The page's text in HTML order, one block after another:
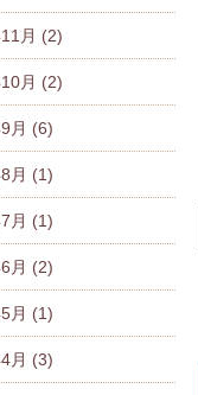
月 (2)
月 (2)
月 (6)
月 (1)
月 (1)
月 (2)
月 (1)
月 (3)